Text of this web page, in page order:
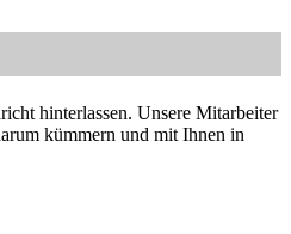
hinterlassen. Unsere Mitarbeiter
kümmern und mit Ihnen in